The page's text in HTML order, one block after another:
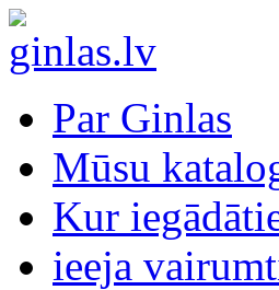
Par Ginlas
Mūsu
Kur
ieeja